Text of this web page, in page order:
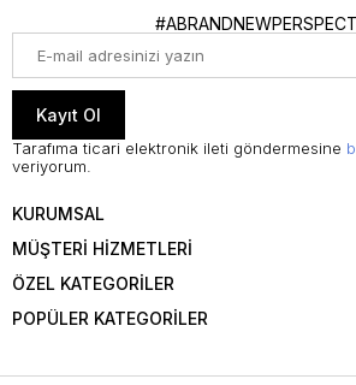
Kayıt Ol
Tarafıma ticari elektronik ileti göndermesine
veriyorum.
KURUMSAL
MÜŞTERİ HİZMETLERİ
ÖZEL KATEGORİLER
POPÜLER KATEGORİLER